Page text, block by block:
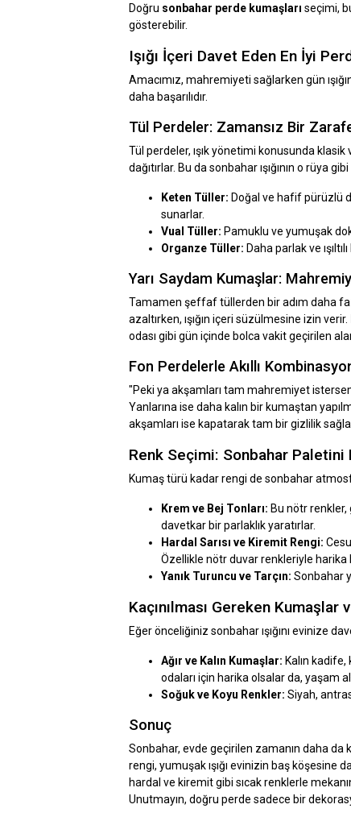
Doğru sonbahar perde kumaşları seçimi,
gösterebilir.
Işığı İçeri Davet Eden En İyi
Amacımız, mahremiyeti sağlarken gün
daha başarılıdır.
Tül Perdeler: Zamansız Bir
Tül perdeler, ışık yönetimi konusunda
dağıtırlar. Bu da sonbahar ışığının o rüya
Keten Tüller: Doğal ve hafif pürüzlü
sunarlar.
Vual Tüller: Pamuklu ve yumuşak
Organze Tüller: Daha parlak ve
Yarı Saydam Kumaşlar:
Tamamen şeffaf tüllerden bir adım daha
azaltırken, ışığın içeri süzülmesine izin verir.
odası gibi gün içinde bolca vakit geçirilen
Fon Perdelerle Akıllı
"Peki ya akşamları tam mahremiyet
Yanlarına ise daha kalın bir kumaştan
akşamları ise kapatarak tam bir gizlilik
Renk Seçimi: Sonbahar Paletini
Kumaş türü kadar rengi de sonbahar
Krem ve Bej Tonları: Bu nötr renkler,
davetkar bir parlaklık yaratırlar.
Hardal Sarısı ve Kiremit Rengi:
Özellikle nötr duvar renkleriyle
Yanık Turuncu ve Tarçın: Sonbahar
Kaçınılması Gereken Kumaşlar
Eğer önceliğiniz sonbahar ışığını evinize
Ağır ve Kalın Kumaşlar: Kalın
odaları için harika olsalar da, yaşam
Soğuk ve Koyu Renkler: Siyah,
Sonuç
Sonbahar, evde geçirilen zamanın daha da
rengi, yumuşak ışığı evinizin baş köşesine
hardal ve kiremit gibi sıcak renklerle
Unutmayın, doğru perde sadece bir